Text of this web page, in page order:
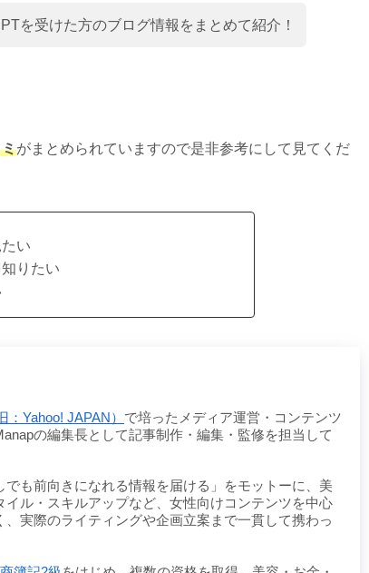
を受けた方のブログ情報をまとめて紹介！
がまとめられていますので是非参考にして見てくだ
い
りたい
Yahoo! JAPAN） で培ったメディア運営・コンテンツ
の編集長として記事制作・編集・監修を担当して
でも前向きになれる情報を届ける」をモットーに、美
ル・スキルアップなど、女性向けコンテンツを中心
実際のライティングや企画立案まで一貫して携わっ